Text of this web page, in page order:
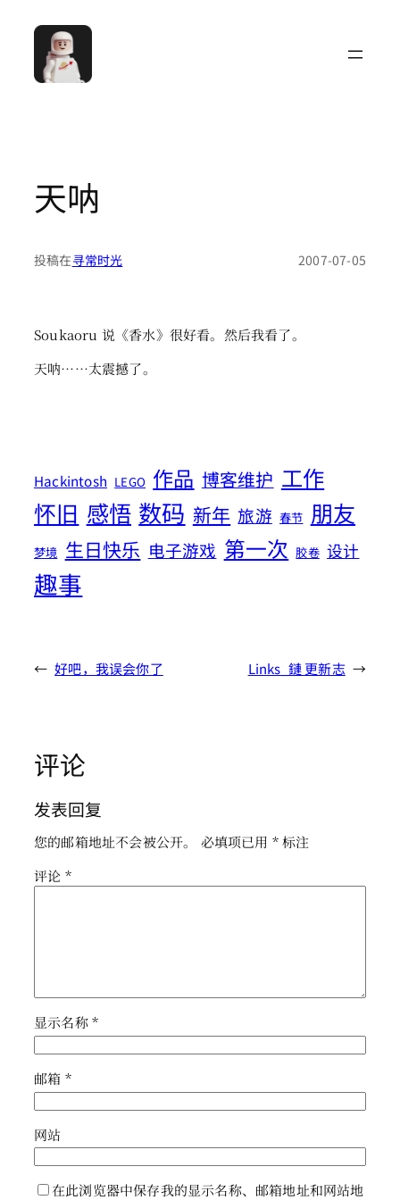
天呐
投稿在寻常时光 2007-07-05
Soukaoru 说《香水》很好看。然后我看了。
天呐……太震撼了。
Hackintosh LEGO 作品 博客维护 工作
怀旧 感悟 数码 新年 旅游 春节 朋友
梦境 生日快乐 电子游戏 第一次 胶卷 设计
趣事
← 好吧，我误会你了 Links_鏈 更新志 →
评论
发表回复
您的邮箱地址不会被公开。 必填项已用 *标注
评论 *
显示名称*
邮箱 *
网站
在此浏览器中保存我的显示名称、邮箱地址和网站地